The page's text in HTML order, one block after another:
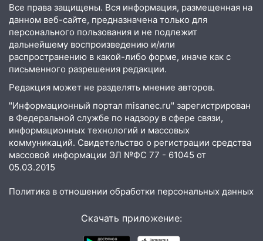
пытаются расчистить ливнёвки, не
дождавшись коммунальщиков
14:16 Шторм продолжает ломать город:
на улице Любови Шевцовой рухнул
светофор
14:14
Студента из Ульяновска обманули
мошенники под видом преподавателя
14:12 Куда жаловаться ульяновцам на
упавшее дерево или затопленную улицу
после непогоды
13:59 В Новом городе ураганным
ветром сорвало опалубку со
строящегося дома
В мэрии Ульяновска рассказали,
как устраняют последствия мощного
Все права защищены. Вся информация, размещенная на
данном веб-сайте, предназначена только для
персонального пользования и не подлежит
дальнейшему воспроизведению и/или
распространению в какой-либо форме, иначе как с
письменного разрешения редакции.
Редакция может не разделять мнение авторов.
"Информационный портал misanec.ru" зарегистрирован
в Федеральной службе по надзору в сфере связи,
информационных технологий и массовых
коммуникаций. Свидетельство о регистрации средства
массовой информации ЭЛ №ФС 77 - 61045 от
05.03.2015
Политика в отношении обработки персональных данных
Скачать приложение: